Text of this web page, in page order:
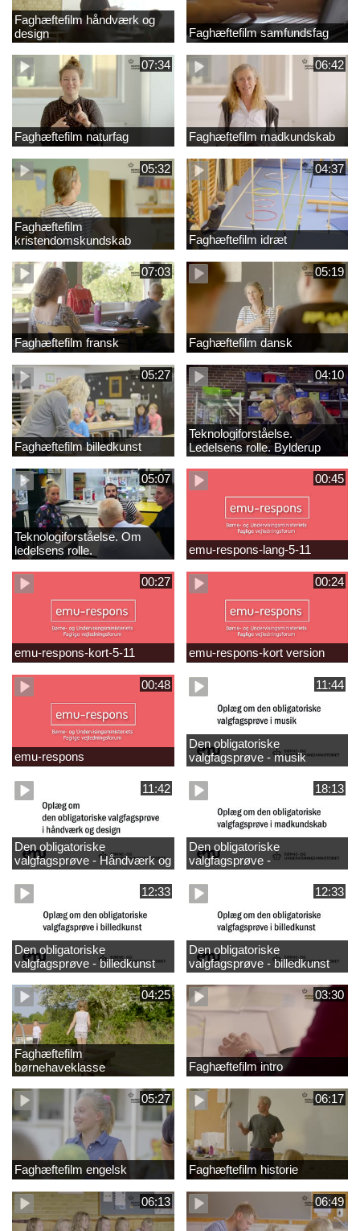
Faghæftefilm håndværk og
design
Faghæftefilm samfundsfag
07:34
Faghæftefilm naturfag
06:42
Faghæftefilm madkundskab
05:32
Faghæftefilm
kristendomskundskab
04:37
Faghæftefilm idræt
07:03
Faghæftefilm fransk
05:19
Faghæftefilm dansk
05:27
Faghæftefilm billedkunst
04:10
Teknologiforståelse.
Ledelsens rolle. Bylderup
Skole
05:07
Teknologiforståelse. Om
ledelsens rolle.
Sofiendalskolen
00:45
emu-respons-lang-5-11
00:27
emu-respons-kort-5-11
00:24
emu-respons-kort version
00:48
emu-respons
11:44
Den obligatoriske
valgfagsprøve - musik
11:42
Den obligatoriske
valgfagsprøve - Håndværk og
design
18:13
Den obligatoriske
valgfagsprøve -
madkundskab
12:33
Den obligatoriske
valgfagsprøve - billedkunst
større LK
12:33
Den obligatoriske
valgfagsprøve - billedkunst
04:25
Faghæftefilm
børnehaveklasse
03:30
Faghæftefilm intro
05:27
Faghæftefilm engelsk
06:17
Faghæftefilm historie
06:13 06:49